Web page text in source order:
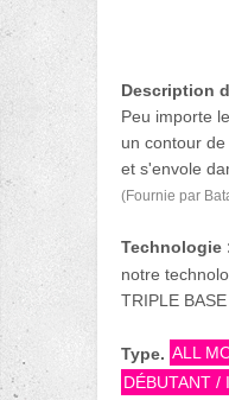
Description
Peu importe
un contour
et s'envole
(Fournie par
Technologie
notre
TRIPLE
Type. ALL
DÉBUTANT /